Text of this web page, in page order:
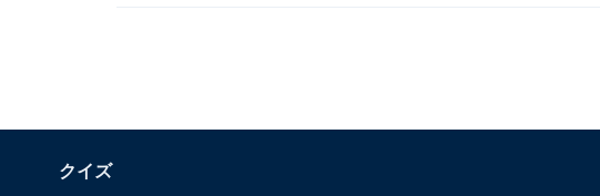
クイズ